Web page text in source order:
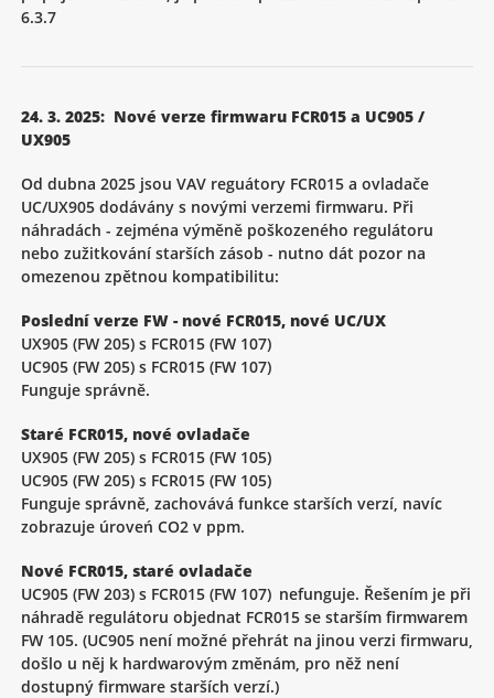
6.3.7
24. 3. 2025: Nové verze firmwaru FCR015 a UC905 /
UX905
Od dubna 2025 jsou VAV reguátory FCR015 a ovladače
UC/UX905 dodávány s novými verzemi firmwaru. Při
náhradách - zejména výměně poškozeného regulátoru
nebo zužitkování starších zásob - nutno dát pozor na
omezenou zpětnou kompatibilitu:
Poslední verze FW - nové FCR015, nové UC/UX
UX905 (FW 205) s FCR015 (FW 107)
UC905 (FW 205) s FCR015 (FW 107)
Funguje správně.
Staré FCR015, nové ovladače
UX905 (FW 205) s FCR015 (FW 105)
UC905 (FW 205) s FCR015 (FW 105)
Funguje správně, zachovává funkce starších verzí, navíc
zobrazuje úroveń CO2 v ppm.
Nové FCR015, staré ovladače
UC905 (FW 203) s FCR015 (FW 107) nefunguje. Řešením je při
náhradě regulátoru objednat FCR015 se starším firmwarem
FW 105. (UC905 není možné přehrát na jinou verzi firmwaru,
došlo u něj k hardwarovým změnám, pro něž není
dostupný firmware starších verzí.)